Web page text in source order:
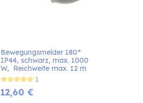
Bewegungsmelder 180°
IP44, schwarz, max. 1000
W,  Reichweite max. 12 m
1
12,60 €